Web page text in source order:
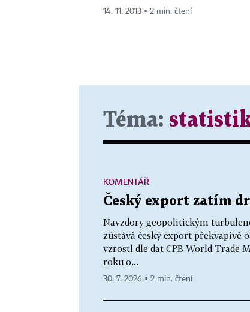
14. 11. 2013 ▪ 2 min. čtení
Téma:
Český export zatím
Navzdory geopolitickým
zůstává český export překvapivě
vzrostl dle dat CPB World Trade
roku o...
KOMENTÁŘ
30. 7. 2026 ▪ 2 min. čtení